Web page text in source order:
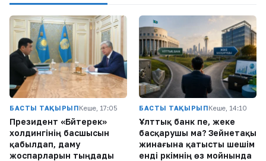
БАСТЫ ТАҚЫРЫПКеше, 17:05
Президент «Бәйтерек»
холдингінің басшысын
қабылдап, даму
жоспарларын тыңдады
БАСТЫ ТАҚЫРЫПКеше, 14:10
Ұлттық банк пе, жеке
басқарушы ма? Зейнетақы
жинағына қатысты шешім
енді әркімнің өз мойнында